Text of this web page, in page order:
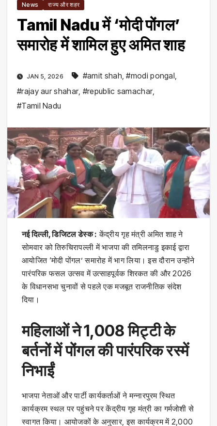
News राज्य और शहर
Tamil Nadu में ‘मोदी पोंगल’
समारोह में शामिल हुए अमित शाह
JAN 5, 2026 #amit shah ,#modi pongal
#rajay aur shahar, #republic samachar,
#Tamil Nadu
नई दिल्ली, डिजिटल डेस्क : केंद्रीय गृह मंत्री अमित शाह ने
सोमवार को तिरुचिरापल्ली में भाजपा की तमिलनाडु इकाई द्वारा
आयोजित ‘मोदी पोंगल’ समारोह में भाग लिया। इस दौरान उन्होंने
पारंपरिक फसल उत्सव में उत्साहपूर्वक शिरकत की और 2026
के विधानसभा चुनावों से पहले एक मजबूत राजनीतिक संदेश
दिया।
महिलाओं ने 1,008 मिट्टी के
बर्तनों में पोंगल की पारंपरिक रस्में
निभाईं
भाजपा नेताओं और पार्टी कार्यकर्ताओं ने मन्नारपुरम स्थित
कार्यक्रम स्थल पर पहुंचने पर केंद्रीय गृह मंत्री का गर्मजोशी से
स्वागत किया। आयोजकों के अनुसार, इस कार्यक्रम में 2,000